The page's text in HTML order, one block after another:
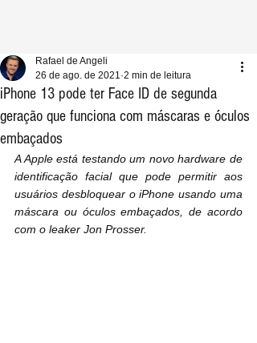
iPhone 13 pode ter Face ID de segunda
geração que funciona com máscaras e óculos
embaçados
Rafael de Angeli
26 de ago. de 2021 2 min de leitura
A Apple está testando um novo hardware de
identificação facial que pode permitir aos
usuários desbloquear o iPhone usando uma
máscara ou óculos embaçados, de acordo
com o leaker Jon Prosser.